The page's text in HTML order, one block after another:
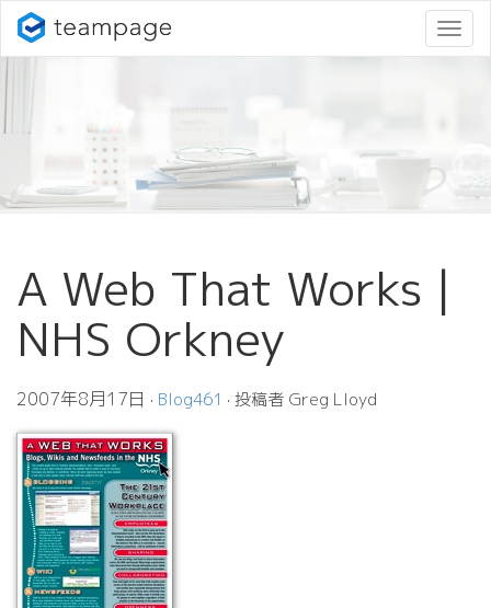
ナ
ビ
A Web That Works |
NHS Orkney
2007年8月17日 · Blog461 · 投稿者 Greg Lloyd